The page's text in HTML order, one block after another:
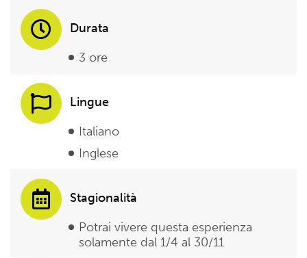
Durata
3 ore
Lingue
Italiano
Inglese
Stagionalità
Potrai vivere questa esperienza
solamente dal 1/4 al 30/11